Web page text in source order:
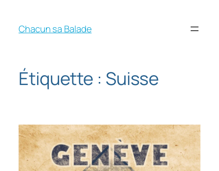
Chacun sa Balade
Étiquette : Suisse